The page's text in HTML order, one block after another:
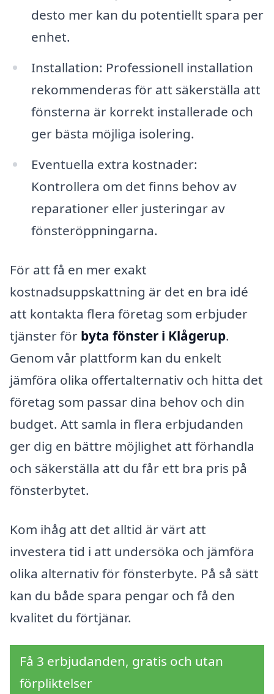
desto mer kan du potentiellt spara per
enhet.
Installation: Professionell installation
rekommenderas för att säkerställa att
fönsterna är korrekt installerade och
ger bästa möjliga isolering.
Eventuella extra kostnader:
Kontrollera om det finns behov av
reparationer eller justeringar av
fönsteröppningarna.
För att få en mer exakt
kostnadsuppskattning är det en bra idé
att kontakta flera företag som erbjuder
tjänster för byta fönster i Klågerup.
Genom vår plattform kan du enkelt
jämföra olika offertalternativ och hitta det
företag som passar dina behov och din
budget. Att samla in flera erbjudanden
ger dig en bättre möjlighet att förhandla
och säkerställa att du får ett bra pris på
fönsterbytet.
Kom ihåg att det alltid är värt att
investera tid i att undersöka och jämföra
olika alternativ för fönsterbyte. På så sätt
kan du både spara pengar och få den
kvalitet du förtjänar.
Få 3 erbjudanden, gratis och utan
förpliktelser